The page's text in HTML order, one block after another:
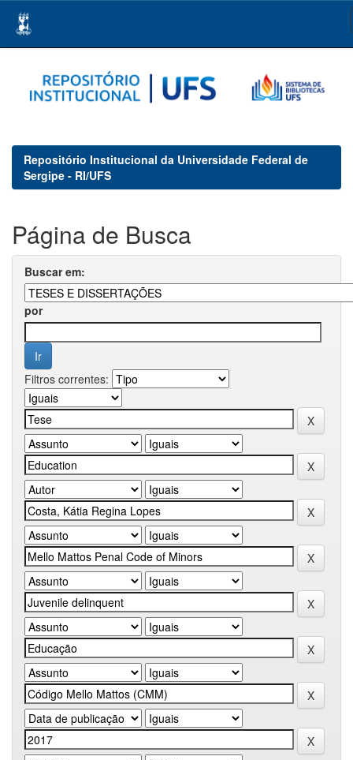
navigation
Repositório Institucional da Universidade Federal de
Sergipe - RI/UFS
Página de Busca
Buscar em:
por
Filtros correntes: